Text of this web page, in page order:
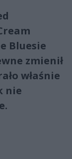
Bluesie
zmienił
właśnie
nie